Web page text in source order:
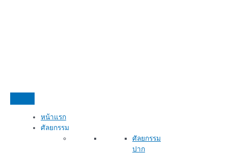
หน้าแรก
ศัลยกรรม
ศัลยกรรม
ปาก